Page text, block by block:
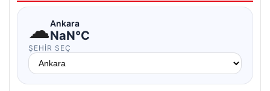
☁Ankara
NaN°C
ŞEHIR SEÇ